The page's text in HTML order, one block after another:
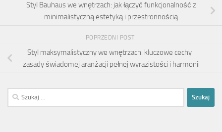
Styl Bauhaus we wnętrzach: jak łączyć funkcjonalność z
minimalistyczną estetyką i przestronnością
POPRZEDNI POST
Styl maksymalistyczny we wnętrzach: kluczowe cechy i
zasady świadomej aranżacji pełnej wyrazistości i harmonii
Szukaj: